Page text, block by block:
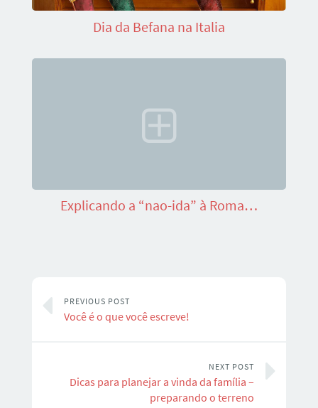
Dia da Befana na Italia
Explicando a “nao-ida” à Roma…
PREVIOUS POST
Você é o que você escreve!
NEXT POST
Dicas para planejar a vinda da família –
preparando o terreno